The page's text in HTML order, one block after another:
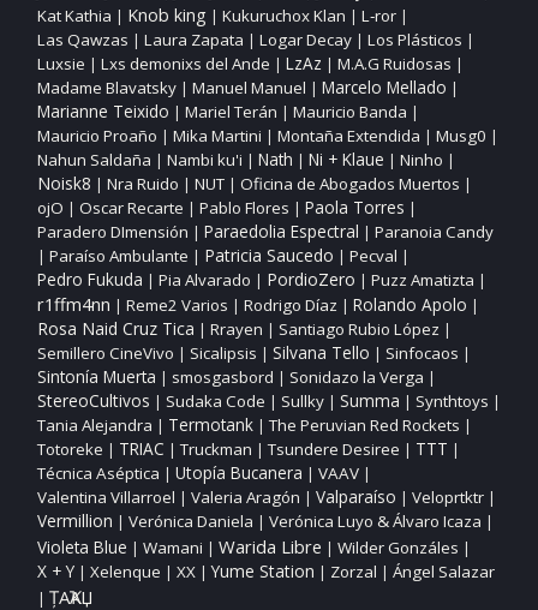
Kat Kathia | Knob king | Kukuruchox Klan | L‑ror|
Las Qawzas | Laura Zapata | Logar Decay| Los Plásticos |
Luxsie | Lxs demonixs del Ande | LzAz | M.A.G Ruidosas |
Madame Blavatsky| Manuel Manuel | Marcelo Mellado |
Marianne Teixido | Mariel Terán | Mauricio Banda |
Mauricio Proaño | Mika Martini | Montaña Extendida | Musg0 |
Nahun Saldaña | Nambi ku'i | Nath | Ni + Klaue | Ninho |
Noisk8 | Nra Ruido | NUT| Oficina de Abogados Muertos |
ojO | Oscar Recarte | Pablo Flores | Paola Torres |
Paradero DImensión | Paraedolia Espectral | Paranoia Candy
| Paraíso Ambulante | Patricia Saucedo | Pecval |
Pedro Fukuda | Pia Alvarado | PordioZero | Puzz Amatizta |
r1ffm4nn | Reme2 Varios | Rodrigo Díaz | Rolando Apolo |
Rosa Naid Cruz Tica | Rrayen | Santiago Rubio López |
Semillero CineVivo | Sicalipsis | Silvana Tello | Sinfocaos |
Sintonía Muerta | smosgasbord | Sonidazo la Verga |
StereoCultivos | Sudaka Code | Sullky| Summa | Synthtoys |
Tania Alejandra | Termotank| The Peruvian Red Rockets |
Totoreke | TRIAC | Truckman | Tsundere Desiree | TTT |
Técnica Aséptica | Utopía Bucanera | VAAV|
Valentina Villarroel | Valeria Aragón | Valparaíso | Veloprtktr|
Vermillion | Verónica Daniela | Verónica Luyo & Álvaro Icaza |
Violeta Blue | Wamani | Warida Libre | Wilder Gonzáles |
X + Y| Xelenque | XX| Yume Station | Zorzal | Ángel Salazar
| ȚAҠAЏ